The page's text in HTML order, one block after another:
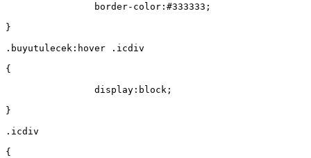
		border-color:#333333;
}
.buyutulecek:hover .icdiv
{
		display:block;
}
.icdiv
{